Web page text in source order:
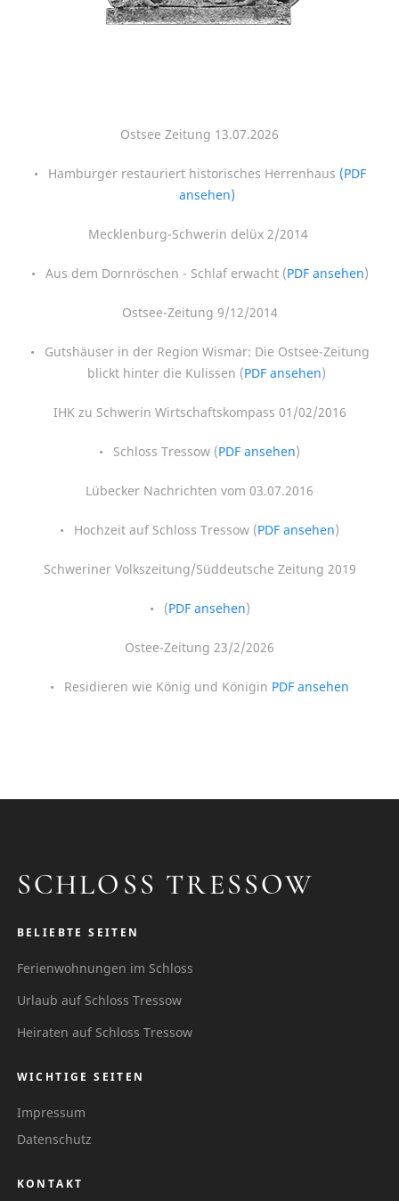
Ostsee Zeitung 13.07.2026
Hamburger restauriert historisches Herrenhaus (PDF
ansehen)
Mecklenburg-Schwerin delüx 2/2014
Aus dem Dornröschen - Schlaf erwacht (PDF ansehen)
Ostsee-Zeitung 9/12/2014
Gutshäuser in der Region Wismar: Die Ostsee-Zeitung
blickt hinter die Kulissen (PDF ansehen)
IHK zu Schwerin Wirtschaftskompass 01/02/2016
Schloss Tressow (PDF ansehen)
Lübecker Nachrichten vom 03.07.2016
Hochzeit auf Schloss Tressow (PDF ansehen)
Schweriner Volkszeitung/Süddeutsche Zeitung 2019
(PDF ansehen)
Ostee-Zeitung 23/2/2026
Residieren wie König und Königin PDF ansehen
SCHLOSS TRESSOW
BELIEBTE SEITEN
Ferienwohnungen im Schloss
Urlaub auf Schloss Tressow
Heiraten auf Schloss Tressow
WICHTIGE SEITEN
Impressum
Datenschutz
KONTAKT